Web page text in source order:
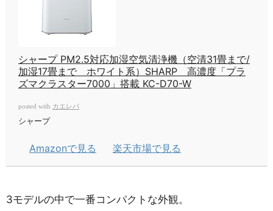
シャープ PM2.5対応加湿空気清浄機（空清31畳まで/
加湿17畳まで ホワイト系）SHARP 高濃度「プラ
ズマクラスター7000」搭載 KC-D70-W
posted with カエレバ
シャープ
Amazonで見る 楽天市場で見る
3モデルの中で一番コンパクトな外観。